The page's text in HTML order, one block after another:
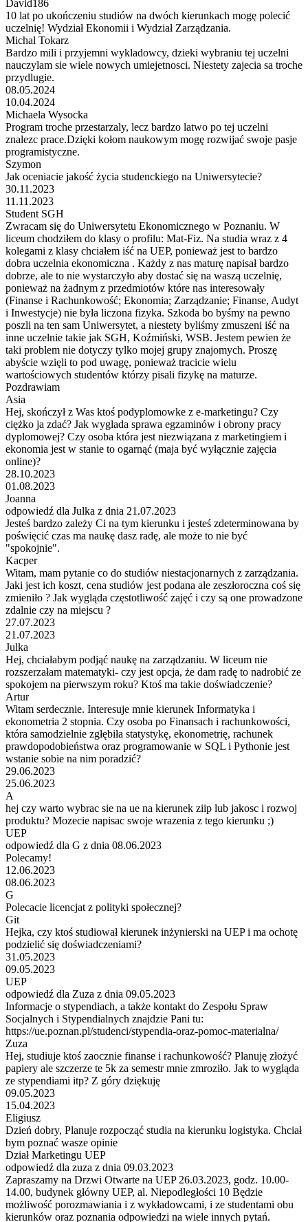
David186
10 lat po ukończeniu studiów na dwóch kierunkach mogę polecić
uczelnię! Wydział Ekonomii i Wydział Zarządzania.
Michal Tokarz
Bardzo mili i przyjemni wykladowcy, dzieki wybraniu tej uczelni
nauczylam sie wiele nowych umiejetnosci. Niestety zajecia sa troche
przydlugie.
08.05.2024
10.04.2024
Michaela Wysocka
Program troche przestarzaly, lecz bardzo latwo po tej uczelni
znalezc prace.Dzięki kołom naukowym mogę rozwijać swoje pasje
programistyczne.
Szymon
Jak oceniacie jakość życia studenckiego na Uniwersytecie?
30.11.2023
11.11.2023
Student SGH
Zwracam się do Uniwersytetu Ekonomicznego w Poznaniu. W
liceum chodziłem do klasy o profilu: Mat-Fiz. Na studia wraz z 4
kolegami z klasy chciałem iść na UEP, ponieważ jest to bardzo
dobra uczelnia ekonomiczna . Każdy z nas maturę napisał bardzo
dobrze, ale to nie wystarczyło aby dostać się na waszą uczelnię,
ponieważ na żadnym z przedmiotów które nas interesowały
(Finanse i Rachunkowość; Ekonomia; Zarządzanie; Finanse, Audyt
i Inwestycje) nie była liczona fizyka. Szkoda bo byśmy na pewno
poszli na ten sam Uniwersytet, a niestety byliśmy zmuszeni iść na
inne uczelnie takie jak SGH, Koźmiński, WSB. Jestem pewien że
taki problem nie dotyczy tylko mojej grupy znajomych. Proszę
abyście wzięli to pod uwagę, ponieważ tracicie wielu
wartościowych studentów którzy pisali fizykę na maturze.
Pozdrawiam
Asia
Hej, skończył z Was ktoś podyplomowke z e-marketingu? Czy
ciężko ja zdać? Jak wyglada sprawa egzaminów i obrony pracy
dyplomowej? Czy osoba która jest niezwiązana z marketingiem i
ekonomia jest w stanie to ogarnąć (maja być wyłącznie zajęcia
online)?
28.10.2023
01.08.2023
Joanna
odpowiedź dla Julka z dnia 21.07.2023
Jesteś bardzo zależy Ci na tym kierunku i jesteś zdeterminowana by
poświęcić czas ma naukę dasz radę, ale może to nie być
"spokojnie".
Kacper
Witam, mam pytanie co do studiów niestacjonarnych z zarządzania.
Jaki jest ich koszt, cena studiów jest podana ale zeszłoroczna coś się
zmieniło ? Jak wygląda częstotliwość zajęć i czy są one prowadzone
zdalnie czy na miejscu ?
27.07.2023
21.07.2023
Julka
Hej, chciałabym podjąć naukę na zarządzaniu. W liceum nie
rozszerzałam matematyki- czy jest opcja, że dam radę to nadrobić ze
spokojem na pierwszym roku? Ktoś ma takie doświadczenie?
Artur
Witam serdecznie. Interesuje mnie kierunek Informatyka i
ekonometria 2 stopnia. Czy osoba po Finansach i rachunkowości,
która samodzielnie zgłębiła statystykę, ekonometrię, rachunek
prawdopodobieństwa oraz programowanie w SQL i Pythonie jest
wstanie sobie na nim poradzić?
29.06.2023
25.06.2023
A
hej czy warto wybrac sie na ue na kierunek ziip lub jakosc i rozwoj
produktu? Mozecie napisac swoje wrazenia z tego kierunku ;)
UEP
odpowiedź dla G z dnia 08.06.2023
Polecamy!
12.06.2023
08.06.2023
G
Polecacie licencjat z polityki społecznej?
Git
Hejka, czy ktoś studiował kierunek inżynierski na UEP i ma ochotę
podzielić się doświadczeniami?
31.05.2023
09.05.2023
UEP
odpowiedź dla Zuza z dnia 09.05.2023
Informacje o stypendiach, a także kontakt do Zespołu Spraw
Socjalnych i Stypendialnych znajdzie Pani tu:
https://ue.poznan.pl/studenci/stypendia-oraz-pomoc-materialna/
Zuza
Hej, studiuje ktoś zaocznie finanse i rachunkowość? Planuję złożyć
papiery ale szczerze te 5k za semestr mnie zmroziło. Jak to wygląda
ze stypendiami itp? Z góry dziękuję
09.05.2023
15.04.2023
Eligiusz
Dzień dobry, Planuje rozpocząć studia na kierunku logistyka. Chciał
bym poznać wasze opinie
Dział Marketingu UEP
odpowiedź dla zuza z dnia 09.03.2023
Zapraszamy na Drzwi Otwarte na UEP 26.03.2023, godz. 10.00-
14.00, budynek główny UEP, al. Niepodległości 10 Będzie
możliwość porozmawiania i z wykładowcami, i ze studentami obu
kierunków oraz poznania odpowiedzi na wiele innych pytań.